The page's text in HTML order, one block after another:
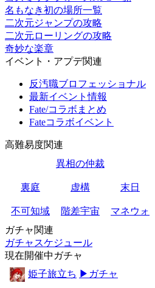
名もなき初の場所一覧
二次元ジャンプの攻略
二次元ローリングの攻略
奇妙な楽章
イベント・アプデ関連
反汚職ブロフェッショナル
最新イベント情報
Fate/コラボまとめ
Fateコラボイベント
高難易度関連
異相の仲裁
裏庭 虚構 末日
不可知域 階差宇宙
マネウォ
ガチャ関連
ガチャスケジュール
現在開催中ガチャ
姫子旅立ち ▶ガチャ